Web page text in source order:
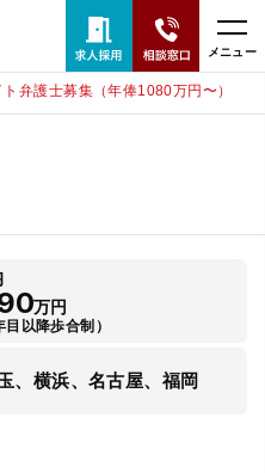
メニュー
弁護士募集（年俸1080万円〜）
万円
目以降歩合制）
、横浜、名古屋、福岡
全国対応
ら